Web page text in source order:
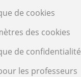
de cookies
des cookies
de confidentialité
les professeurs